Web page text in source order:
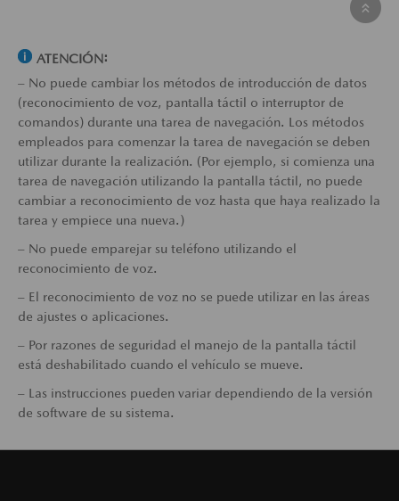
ATENCIÓN:
– No puede cambiar los métodos de introducción de datos
(reconocimiento de voz, pantalla táctil o interruptor de
comandos) durante una tarea de navegación. Los métodos
empleados para comenzar la tarea de navegación se deben
utilizar durante la realización. (Por ejemplo, si comienza una
tarea de navegación utilizando la pantalla táctil, no puede
cambiar a reconocimiento de voz hasta que haya realizado la
tarea y empiece una nueva.)
– No puede emparejar su teléfono utilizando el
reconocimiento de voz.
– El reconocimiento de voz no se puede utilizar en las áreas
de ajustes o aplicaciones.
– Por razones de seguridad el manejo de la pantalla táctil
está deshabilitado cuando el vehículo se mueve.
– Las instrucciones pueden variar dependiendo de la versión
de software de su sistema.